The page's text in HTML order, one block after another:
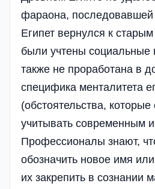
фараона, последовавшей
Египет вернулся к
были учтены социальные
также не проработана в
специфика менталитета
(обстоятельства, которые
учитывать современным
Профессионалы знают,
обозначить новое имя
их закрепить в сознании